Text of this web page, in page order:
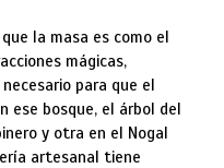
la masa es como el
mágicas,
para que el
ese bosque, el árbol del
y otra en el Nogal
artesanal tiene